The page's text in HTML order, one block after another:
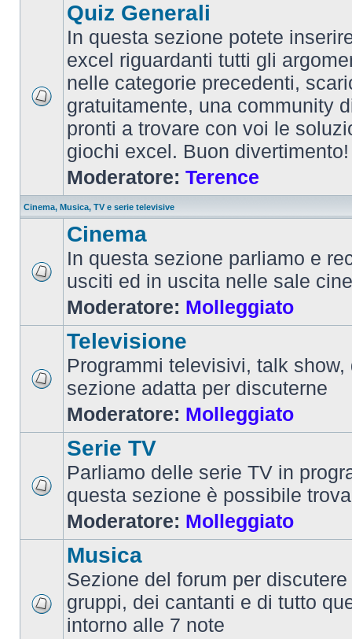
Quiz Generali
In questa sezione potete
excel riguardanti tutti gli
nelle categorie precedenti,
gratuitamente, una community
pronti a trovare con voi le
giochi excel. Buon divertimento!
Moderatore: Terence
Cinema, Musica, TV e serie televisive
Cinema
In questa sezione parliamo e
usciti ed in uscita nelle sale
Moderatore: Molleggiato
Televisione
Programmi televisivi, talk show,
sezione adatta per discuterne
Moderatore: Molleggiato
Serie TV
Parliamo delle serie TV in
questa sezione è possibile
Moderatore: Molleggiato
Musica
Sezione del forum per
gruppi, dei cantanti e di tutto
intorno alle 7 note